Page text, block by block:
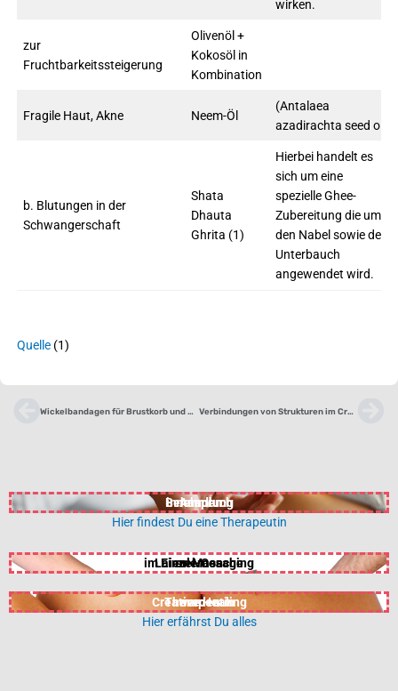
wirken.
zur
Fruchtbarkeitssteigerung
Olivenöl +
Kokosöl in
Kombination
Fragile Haut, Akne Neem-Öl
(Antalaea
azadirachta seed oil)
b. Blutungen in der
Schwangerschaft
Shata
Dhauta
Ghrita (1)
Hierbei handelt es
sich um eine
spezielle Ghee-
Zubereitung die um
den Nabel sowie den
Unterbauch
angewendet wird.
Quelle(1)
Zurück Wickelbandagen für Brustkorb und Bauch Verbindungen von Strukturen im Creative Healing
Behandlung
in Anspruch
nehmen
Hier findest Du eine Therapeutin
Laien-Massage
im Einzel-Coaching
erlernen
Creative Healing
Therapeutin
werden
Hier erfährst Du alles